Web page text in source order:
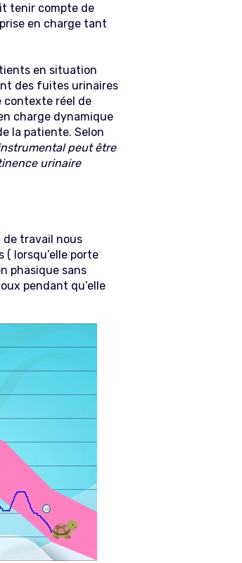
tenir compte de
en charge tant
en situation
des fuites urinaires
contexte réel de
charge dynamique
la patiente. Selon
peut être
urinaire
de travail nous
lorsqu’elle porte
phasique sans
pendant qu’elle